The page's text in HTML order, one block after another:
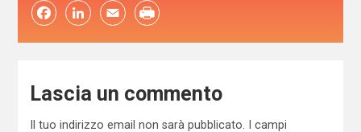
FacebookLinkedIn Email
Lascia un commento
Il tuo indirizzo email non sarà pubblicato.
I campi